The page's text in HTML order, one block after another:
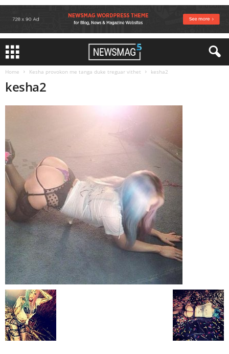
Home Kesha provokon me tanga duke treguar vithet kesha2
kesha2